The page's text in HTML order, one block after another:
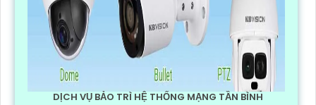
DỊCH VỤ BẢO TRÌ HỆ THỐNG MẠNG TẦN BÌNH